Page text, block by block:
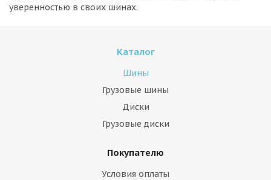
уверенностью в своих шинах.
Каталог
Шины
Грузовые шины
Диски
Грузовые диски
Покупателю
Условия оплаты